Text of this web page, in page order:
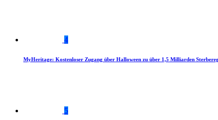
4
MyHeritage: Kostenloser Zugang über Halloween zu über 1,5 Milliarden
5